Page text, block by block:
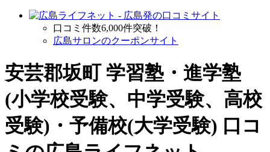
口コミ件数6,000件突破！
広島サロンのクーポンサイト
安芸郡坂町 学習塾・進学塾
(小学校受験、中学受験、高校
受験)・予備校(大学受験) 口コ